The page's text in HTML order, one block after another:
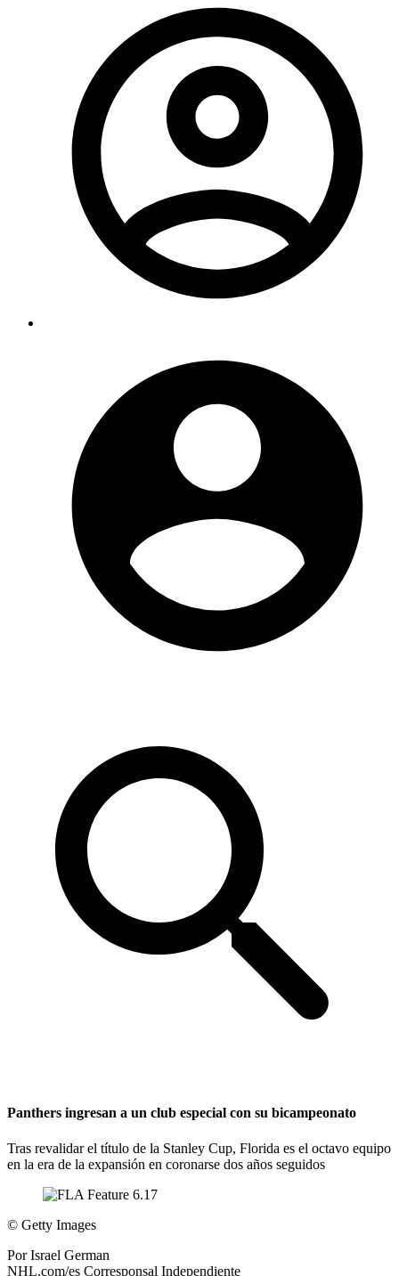
Panthers ingresan a un club especial con su bicampeonato
Tras revalidar el título de la Stanley Cup, Florida es el octavo equipo
en la era de la expansión en coronarse dos años seguidos
© Getty Images
Por Israel German
NHL.com/es Corresponsal Independiente